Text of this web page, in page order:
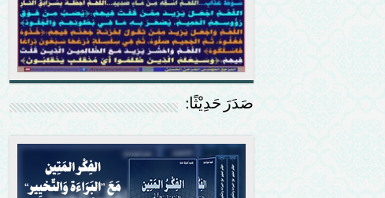
صَدَرَ حَدِيْثًا: